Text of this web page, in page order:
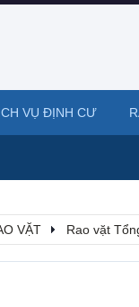
VẶT Rao vặt
VỤ ĐỊNH CƯ